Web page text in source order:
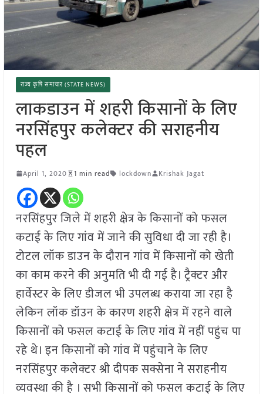
राज्य कृषि समाचार (STATE NEWS)
लाकडाउन में शहरी किसानों के लिए
नरसिंहपुर कलेक्टर की सराहनीय
पहल
April 1, 2020 1 min read lockdown Krishak Jagat
नरसिंहपुर जिले में शहरी क्षेत्र के किसानों को फसल
कटाई के लिए गांव में जाने की सुविधा दी जा रही है।
टोटल लॉक डाउन के दौरान गांव में किसानों को खेती
का काम करने की अनुमति भी दी गई है। ट्रैक्टर और
हार्वेस्टर के लिए डीजल भी उपलब्ध कराया जा रहा है
लेकिन लॉक डॉउन के कारण शहरी क्षेत्र में रहने वाले
किसानों को फसल कटाई के लिए गांव में नहीं पहुंच पा
रहे थे। इन किसानों को गांव में पहुंचाने के लिए
नरसिंहपुर कलेक्टर श्री दीपक सक्सेना ने सराहनीय
व्यवस्था की है । सभी किसानों को फसल कटाई के लिए